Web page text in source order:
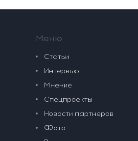
Меню
Статьи
Интервью
Мнение
Спецпроекты
Новости партнеров
Фото